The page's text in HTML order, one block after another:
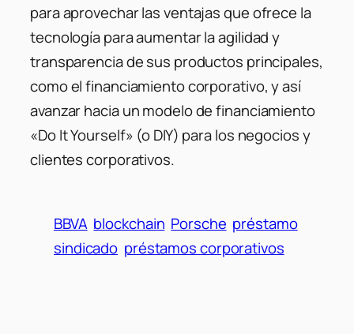
para aprovechar las ventajas que ofrece la
tecnología para aumentar la agilidad y
transparencia de sus productos principales,
como el financiamiento corporativo, y así
avanzar hacia un modelo de financiamiento
«Do It Yourself» (o DIY) para los negocios y
clientes corporativos.
BBVA blockchain Porsche préstamo
sindicado préstamos corporativos